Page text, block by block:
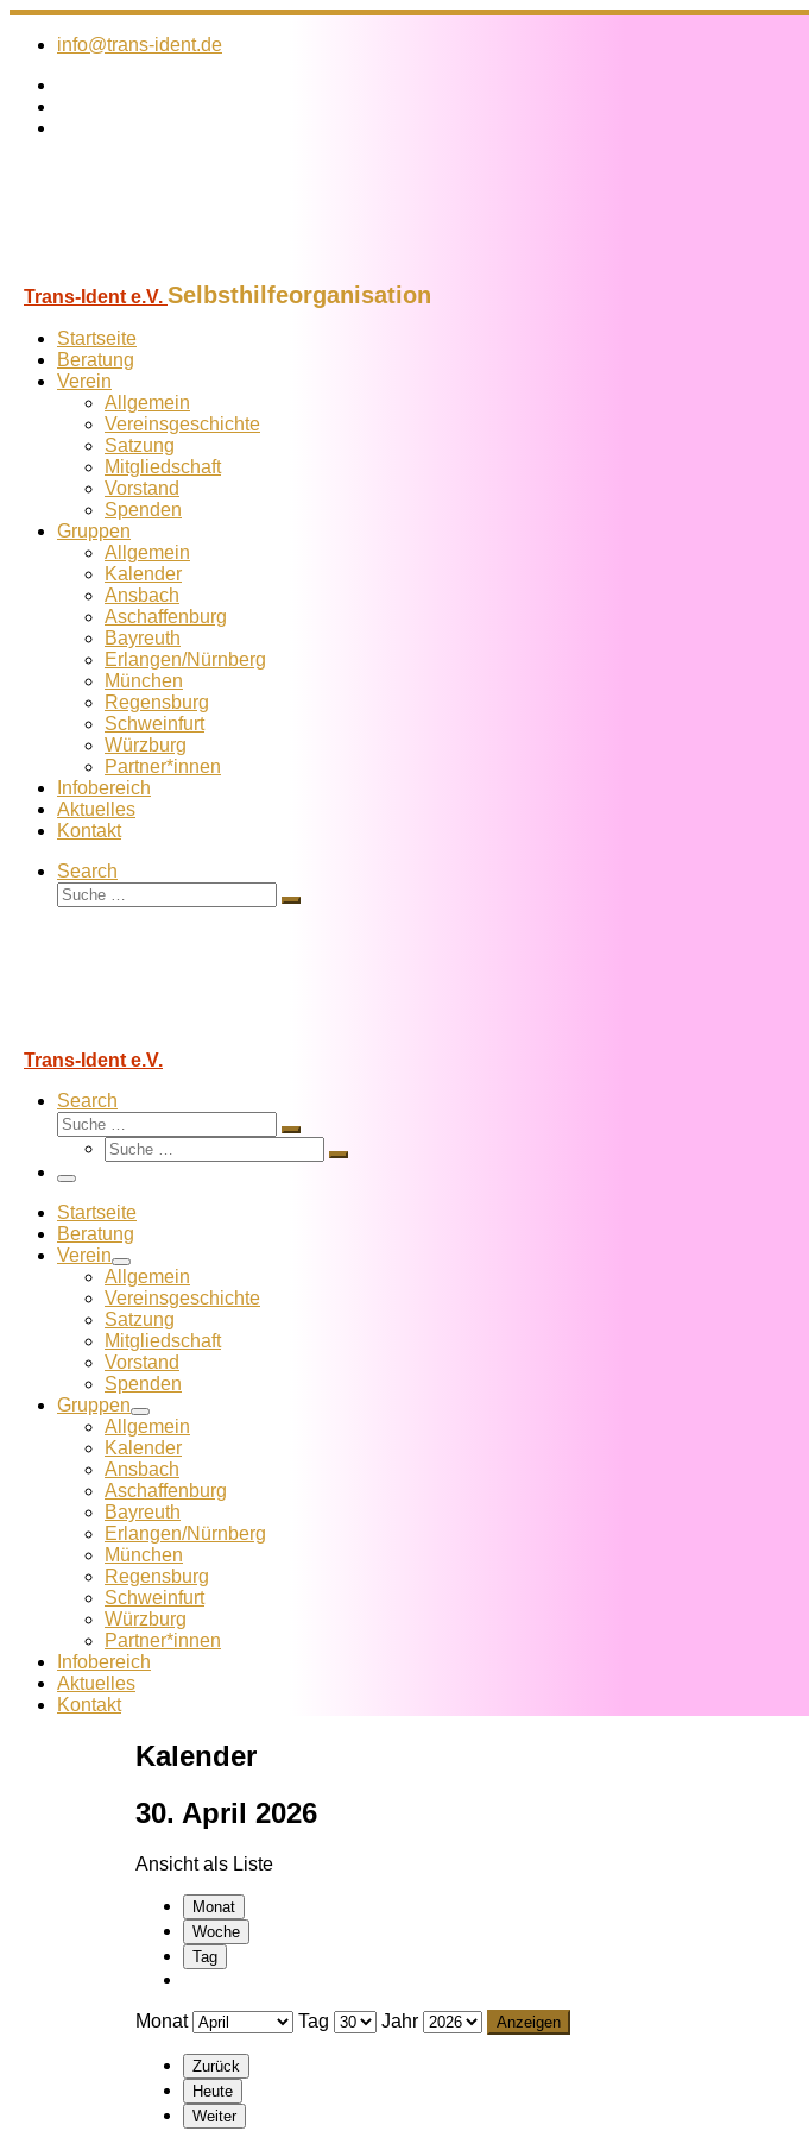
Zum
Inhalt
info@trans-ident.de
Trans-Ident e.V. Selbsthilfeorganisation
Startseite
Beratung
Verein
Allgemein
Vereins­geschichte
Satzung
Mitglied­schaft
Vorstand
Spenden
Gruppen
Allgemein
Kalender
Ansbach
Aschaffenburg
Bayreuth
Erlangen/Nürnberg
München
Regensburg
Schweinfurt
Würzburg
Partner*innen
Infobereich
Aktuelles
Kontakt
Search
Suche
Suche
Trans-Ident e.V.
Search
Suche
Suche
Suche
Suche
Menü
Startseite
Beratung
Verein
Allgemein
Vereins­geschichte
Satzung
Mitglied­schaft
Vorstand
Spenden
Gruppen
Allgemein
Kalender
Ansbach
Aschaffenburg
Bayreuth
Erlangen/Nürnberg
München
Regensburg
Schweinfurt
Würzburg
Partner*innen
Infobereich
Aktuelles
Kontakt
Kalender
30. April 2026
Ansicht als Liste
Monat
Woche
Tag
Monat Tag Jahr
Zurück
Heute
Weiter